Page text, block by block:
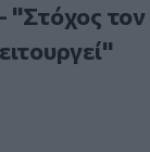
"Στόχος